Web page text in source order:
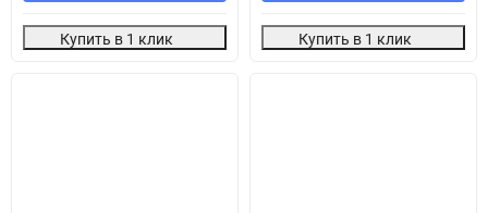
Купить в 1 клик Купить в 1 клик